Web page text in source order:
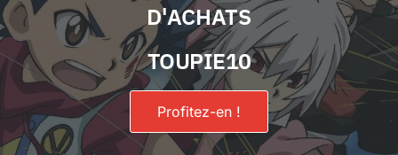
D'ACHATS
TOUPIE10
Profitez-en !